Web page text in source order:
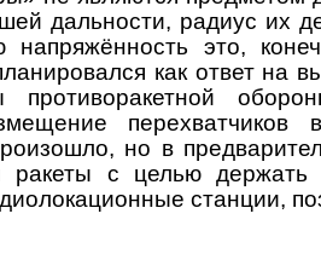
дальности, радиус их
это,
как ответ на
противоракетной
но в
с целью держать
станции,